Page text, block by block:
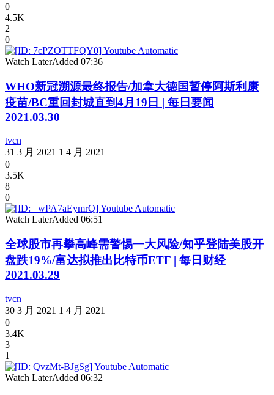
0
4.5K
2
0
Watch LaterAdded 07:36
WHO新冠溯源最终报告/加拿大德国暂停阿斯利康
疫苗/BC重回封城直到4月19日 | 每日要闻
2021.03.30
tvcn
31 3 月 2021 1 4 月 2021
0
3.5K
8
0
Watch LaterAdded 06:51
全球股市再攀高峰需警惕一大风险/知乎登陆美股开
盘跌19%/富达拟推出比特币ETF | 每日财经
2021.03.29
tvcn
30 3 月 2021 1 4 月 2021
0
3.4K
3
1
Watch LaterAdded 06:32